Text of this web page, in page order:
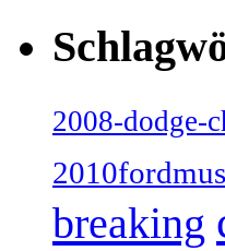
2008-dodge-
breaking